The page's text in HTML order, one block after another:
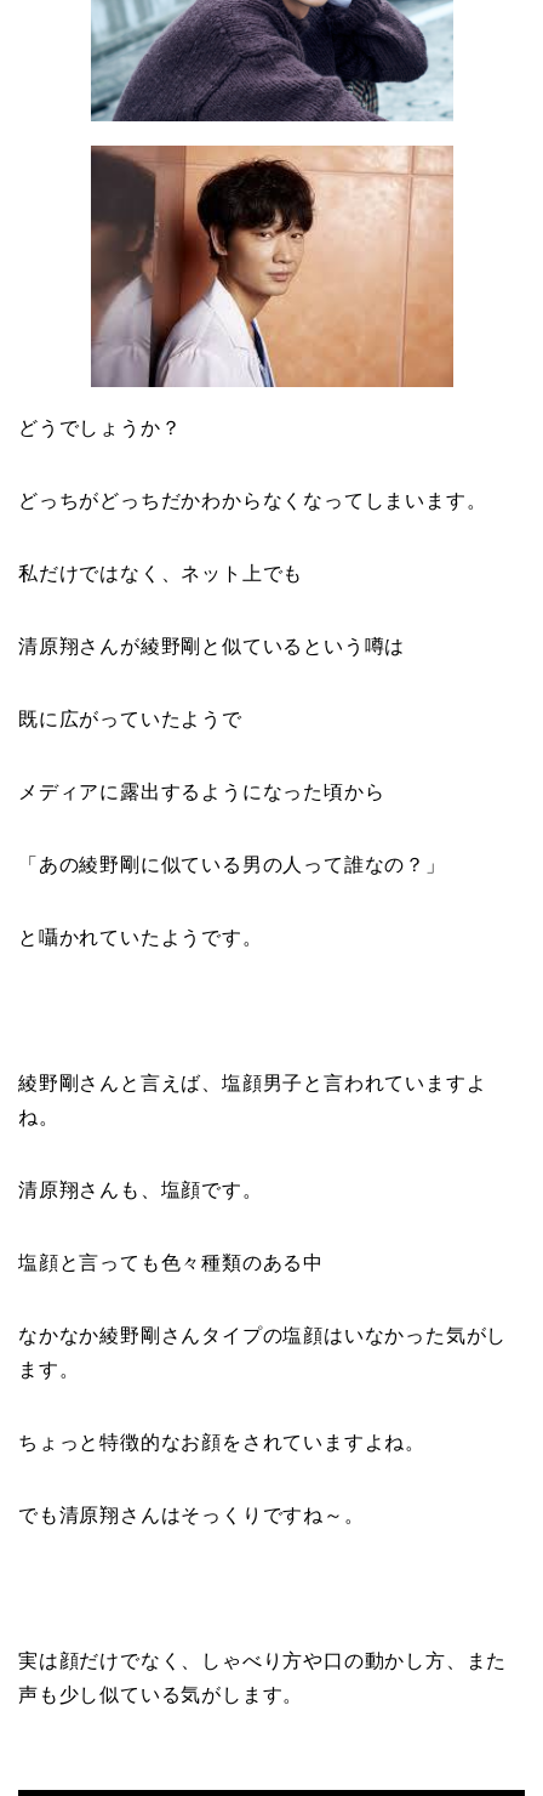
どうでしょうか？
どっちがどっちだかわからなくなってしまいます。
私だけではなく、ネット上でも
清原翔さんが綾野剛と似ているという噂は
既に広がっていたようで
メディアに露出するようになった頃から
「あの綾野剛に似ている男の人って誰なの？」
と囁かれていたようです。
綾野剛さんと言えば、塩顔男子と言われていますよ
ね。
清原翔さんも、塩顔です。
塩顔と言っても色々種類のある中
なかなか綾野剛さんタイプの塩顔はいなかった気がし
ます。
ちょっと特徴的なお顔をされていますよね。
でも清原翔さんはそっくりですね～。
実は顔だけでなく、しゃべり方や口の動かし方、また
声も少し似ている気がします。